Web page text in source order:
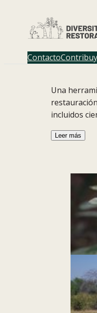
contenido
Contacto
Una
incluidos
Leer más